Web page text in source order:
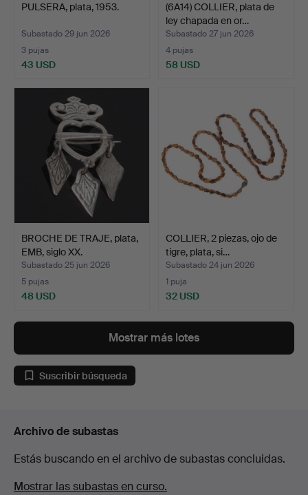
PULSERA, plata, 1953.
Subastado 29 jun 2026
3 pujas
43 USD
(6A14) COLLIER, plata de
ley chapada en or…
Subastado 27 jun 2026
4 pujas
58 USD
BROCHE DE TRAJE, plata,
EMB, siglo XX.
Subastado 25 jun 2026
5 pujas
48 USD
COLLIER, 2 piezas, ojo de
tigre, plata, si…
Subastado 24 jun 2026
1 puja
32 USD
Mostrar más lotes
Suscribir búsqueda
Archivo de subastas
Estás buscando en el archivo de subastas concluidas.
Mostrar las subastas en curso.